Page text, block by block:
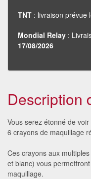
TNT : livraison prévue
Mondial Relay :
17/08/2026
Description
Vous serez étonné de
6 crayons de maquillage
Ces crayons aux
et blanc) vous
maquillage.